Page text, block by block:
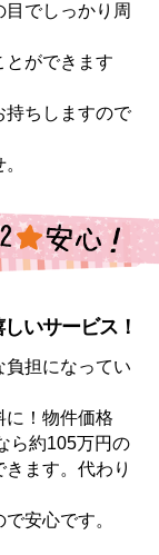
目でしっかり周
とができます
持ちしますので
いサービス！
負担になってい
に！物件価格
ら約105万円の
ます。代わり
安心です。